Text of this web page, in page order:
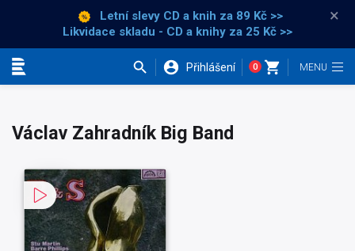
Letní slevy CD a knih za 89 Kč >>
Likvidace skladu - CD a knihy za 25 Kč >>
×
Přihlášení 0
Václav Zahradník Big Band